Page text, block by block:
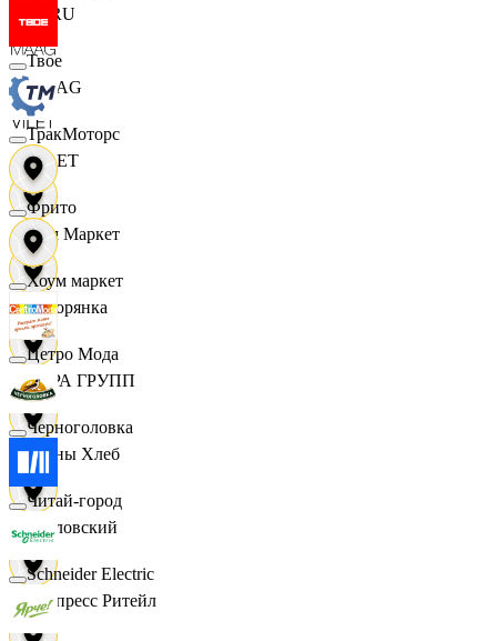
ECRU
MAAG
VILET
Хом Маркет
Хуторянка
ЦЕРА ГРУПП
Челны Хлеб
Чкаловский
Экспресс Ритейл
Твое
ТракМоторс
Фрито
Хоум маркет
Цетро Мода
Черноголовка
Читай-город
Schneider Electric